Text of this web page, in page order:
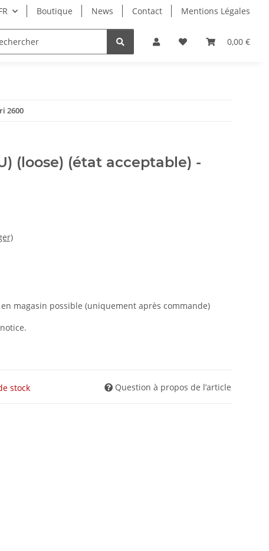
Boutique News Contact Mentions Légales
0,00 €
Librairie
2600
(loose) (état acceptable) -
magasin possible (uniquement après commande)
stock Question à propos de l’article